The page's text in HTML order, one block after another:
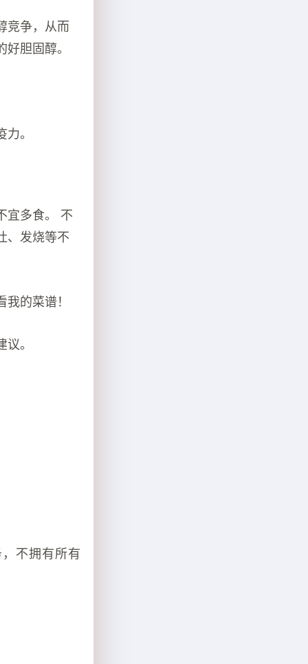
竞争，从而
胆固醇。
。
宜多食。 不
、发烧等不
的菜谱！
。
不拥有所有